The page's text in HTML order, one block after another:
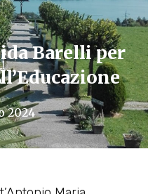
Barelli per
2024